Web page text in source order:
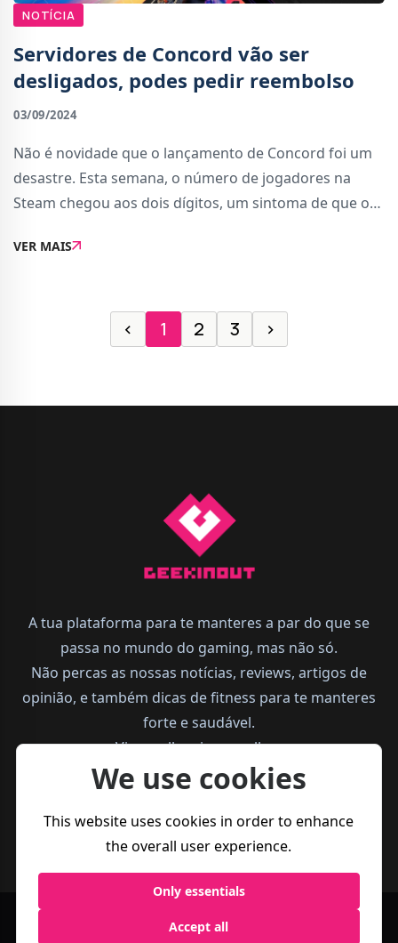
NOTÍCIA
Servidores de Concord vão ser
desligados, podes pedir reembolso
03/09/2024
Não é novidade que o lançamento de Concord foi um
desastre. Esta semana, o número de jogadores na
Steam chegou aos dois dígitos, um sintoma de que o
PlayStation e a Firewalk Studios tomara...
VER MAIS
‹ 1 2 3 ›
A tua plataforma para te manteres a par do que se
passa no mundo do gaming, mas não só.
Não percas as nossas notícias, reviews, artigos de
opinião, e também dicas de fitness para te manteres
forte e saudável.
Vive melhor, joga melhor.
Política de
We use cookies
This website uses cookies in order to enhance
the overall user experience.
Only essentials
Accept all